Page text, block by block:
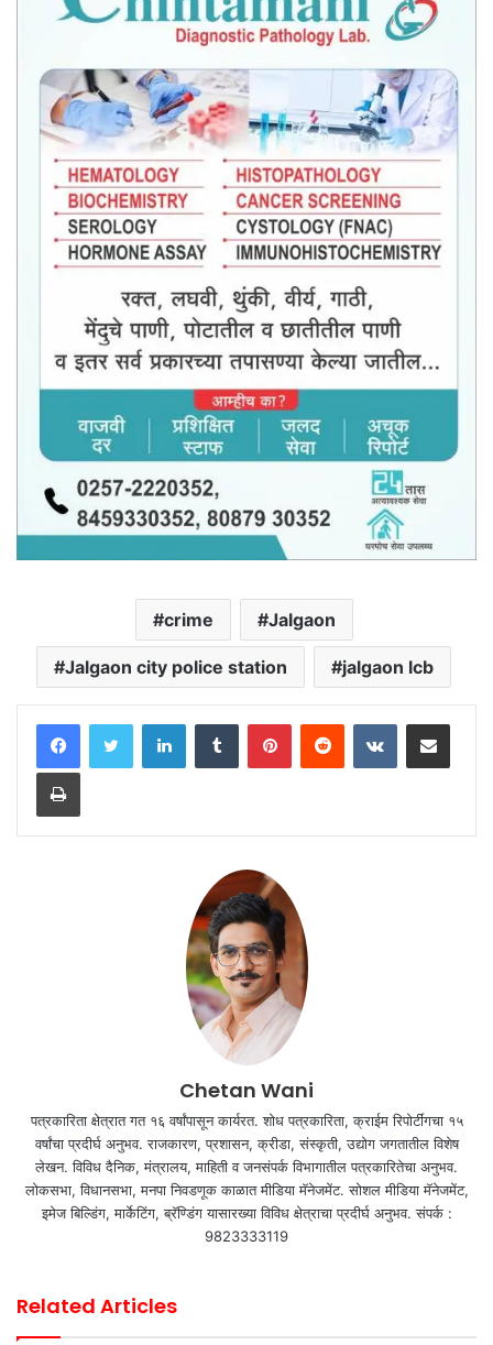
crime Jalgaon
Jalgaon city police station jalgaon lcb
LinkedInTumblr PinterestReddit VKontakteShare via Email
Print
Chetan Wani
पत्रकारिता क्षेत्रात गत १६ वर्षांपासून कार्यरत. शोध पत्रकारिता, क्राईम रिपोर्टींगचा १५
वर्षांचा प्रदीर्घ अनुभव. राजकारण, प्रशासन, क्रीडा, संस्कृती, उद्योग जगतातील विशेष
लेखन. विविध दैनिक, मंत्रालय, माहिती व जनसंपर्क विभागातील पत्रकारितेचा अनुभव.
लोकसभा, विधानसभा, मनपा निवडणूक काळात मीडिया मॅनेजमेंट. सोशल मीडिया मॅनेजमेंट,
इमेज बिल्डिंग, मार्केटिंग, ब्रॅण्डिंग यासारख्या विविध क्षेत्राचा प्रदीर्घ अनुभव. संपर्क :
9823333119
Related Articles